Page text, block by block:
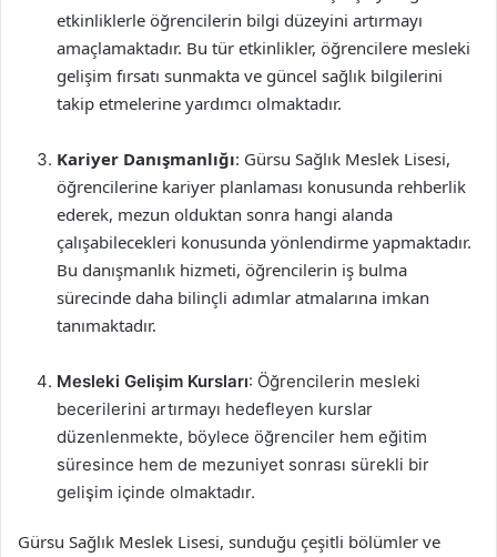
etkinliklerle öğrencilerin bilgi düzeyini artırmayı
amaçlamaktadır. Bu tür etkinlikler, öğrencilere mesleki
gelişim fırsatı sunmakta ve güncel sağlık bilgilerini
takip etmelerine yardımcı olmaktadır.
Kariyer Danışmanlığı: Gürsu Sağlık Meslek Lisesi,
öğrencilerine kariyer planlaması konusunda rehberlik
ederek, mezun olduktan sonra hangi alanda
çalışabilecekleri konusunda yönlendirme yapmaktadır.
Bu danışmanlık hizmeti, öğrencilerin iş bulma
sürecinde daha bilinçli adımlar atmalarına imkan
tanımaktadır.
Mesleki Gelişim Kursları: Öğrencilerin mesleki
becerilerini artırmayı hedefleyen kurslar
düzenlenmekte, böylece öğrenciler hem eğitim
süresince hem de mezuniyet sonrası sürekli bir
gelişim içinde olmaktadır.
Gürsu Sağlık Meslek Lisesi, sunduğu çeşitli bölümler ve